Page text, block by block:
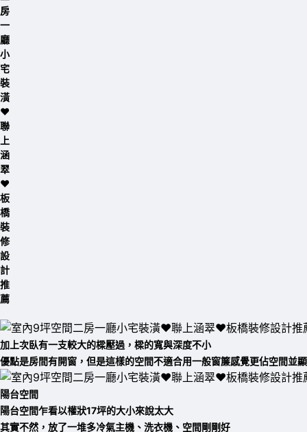
加上次臥有一支較大的樑壓過，樑的寬與深度不小
優點是房間有開窗，但是這樣的空間不適合用一般窗簾感覺更佔空間並
陽台空間
陽台空間乍看以權狀17坪的大小來說太大
其實不然， 放了一堆多冷氣主機、洗衣機、空間剛剛好